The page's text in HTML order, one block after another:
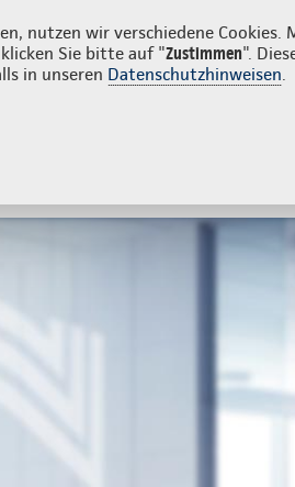
nutzen wir verschiedene
Sie bitte auf "Zustimmen".
in unseren Datenschutzhinweisen.
GbR Privatkunden